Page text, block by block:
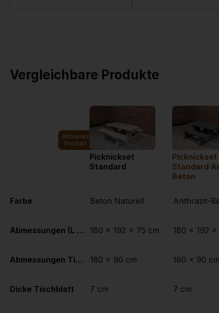
Vergleichbare Produkte
Aktuelles
Produkt
Picknickset
Standard
Picknickset
Standard
Beton
Farbe
Abmessungen (L x B x H)
Abmessungen Tischplatte (L x B)
Dicke Tischblatt
Beton Naturell
180 x 192 x 75 cm
180 x 90 cm
7 cm
Anthrazit-
180 x 192
180 x 90
7 cm